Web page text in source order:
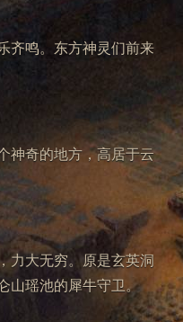
齐鸣。东方神灵们前来
神奇的地方，高居于云
力大无穷。原是玄英洞
山瑶池的犀牛守卫。